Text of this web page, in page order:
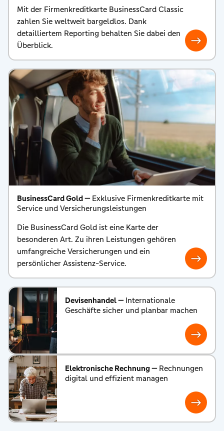
Mit der Firmenkreditkarte BusinessCard Classic
zahlen Sie weltweit bargeldlos. Dank
detailliertem Reporting behalten Sie dabei den
Überblick.
BusinessCard Gold — Exklusive Firmenkreditkarte mit
Service und Versicherungsleistungen
Die BusinessCard Gold ist eine Karte der
besonderen Art. Zu ihren Leistungen gehören
umfangreiche Versicherungen und ein
persönlicher Assistenz-Service.
Devisenhandel — Internationale
Geschäfte sicher und planbar machen
Elektronische Rechnung — Rechnungen
digital und effizient managen